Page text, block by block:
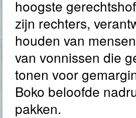
hoogste
zijn rechters,
houden van
van vonnissen die
tonen voor
Boko beloofde
pakken.